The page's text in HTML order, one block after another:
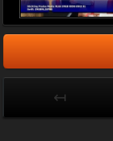
↤